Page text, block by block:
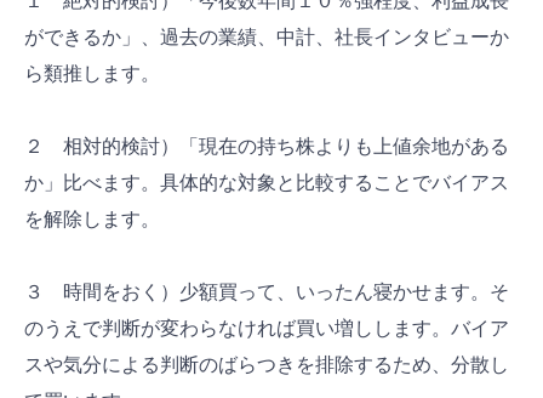
ができるか」、過去の業績、中計、社長インタビューか
ら類推します。
２ 相対的検討）「現在の持ち株よりも上値余地がある
か」比べます。具体的な対象と比較することでバイアス
を解除します。
３ 時間をおく）少額買って、いったん寝かせます。そ
のうえで判断が変わらなければ買い増しします。バイア
スや気分による判断のばらつきを排除するため、分散し